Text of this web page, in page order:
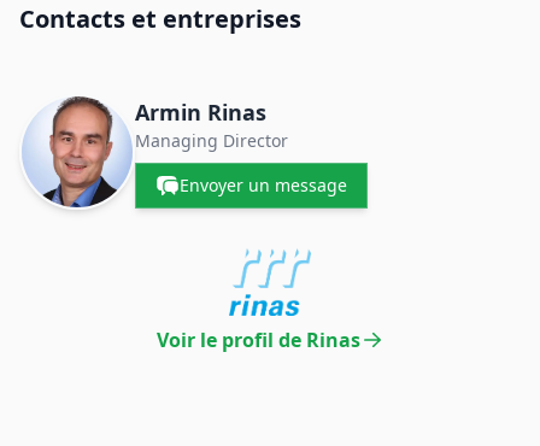
Contacts et entreprises
Armin Rinas
Managing Director
Envoyer un message
Voir le profil de Rinas